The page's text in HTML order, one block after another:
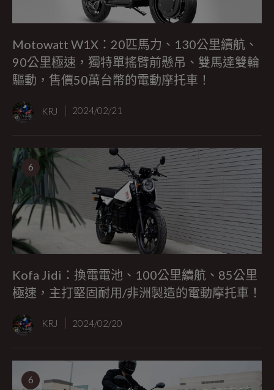
Motowatt W1X：20匹馬力、130公里續航、
90公里極速，獨特單搖臂前懸吊、雙馬達雙輪
驅動，售價50萬台幣的電動摩托車！
KRJ 2024/02/21
6
Kofa Jidi：換電電池、100公里續航、85公里
極速，主打堅固耐用/非洲製造的電動摩托車！
KRJ 2024/02/20
6